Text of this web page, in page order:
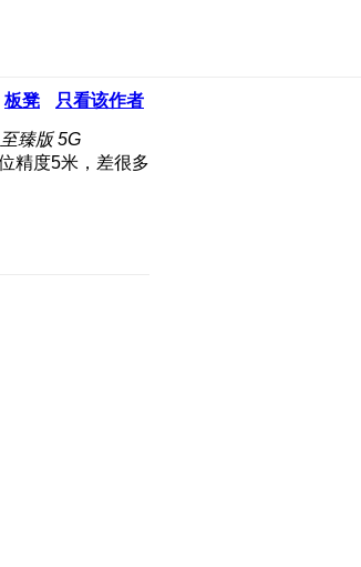
板凳 只看该作者
臻版 5G
精度5米，差很多